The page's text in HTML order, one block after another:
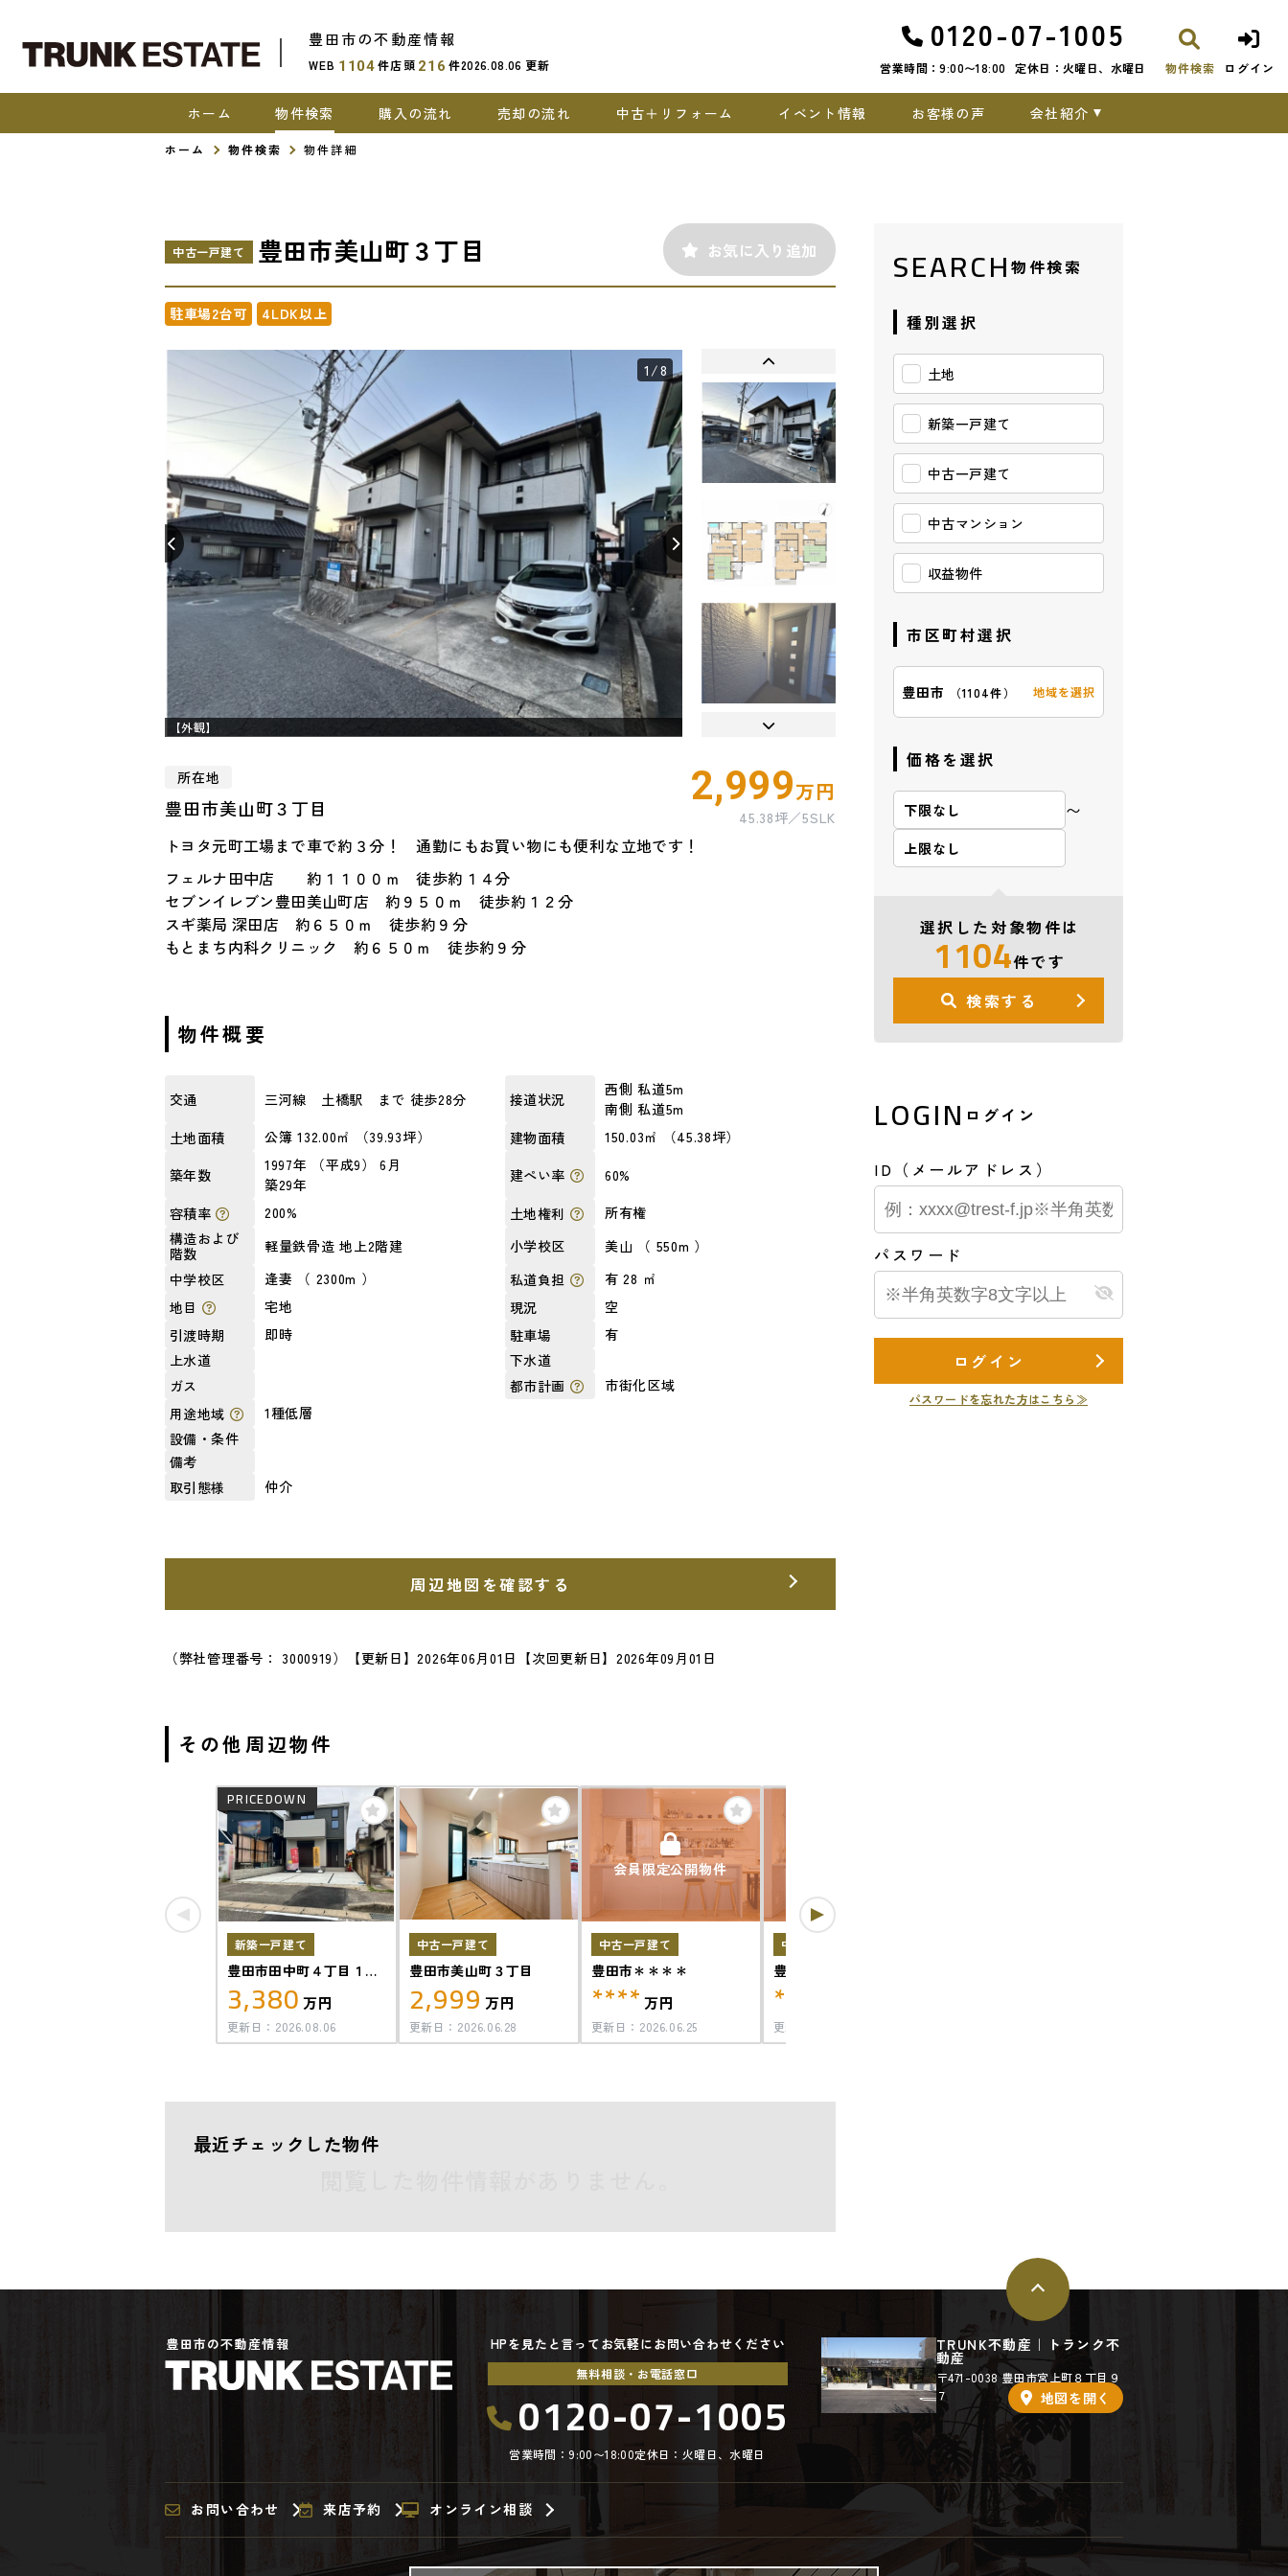
豊田市の不動産情報
WEB 1104件店頭 216 件2026.08.06 更新
0120-07-1005
営業時間：9:00〜18:00 定休日：火曜日、水曜日 物件検索 ログイン
ホーム 物件検索 購入の流れ 売却の流れ 中古＋リフォーム イベント情報 お客様の声 会社紹介
ホーム 物件検索 物件詳細
中古一戸建て 豊田市美山町３丁目 お気に入り追加
駐車場2台可 4LDK以上
1 /8
【外観】
所在地
豊田市美山町３丁目 2,999万円
45.38坪 5SLK
トヨタ元町工場まで車で約３分！ 通勤にもお買い物にも便利な立地です！
フェルナ田中店 約１１００ｍ 徒歩約１４分
セブンイレブン豊田美山町店 約９５０ｍ 徒歩約１２分
スギ薬局 深田店 約６５０ｍ 徒歩約９分
もとまち内科クリニック 約６５０ｍ 徒歩約９分
物件概要
交通 三河線 土橋駅 まで 徒歩28分 接道状況
西側 私道5m
南側 私道5m
土地面積
公簿 132.00㎡ （39.93坪） 建物面積
150.03㎡ （45.38坪）
築年数
1997年 （平成9） 6月
築29年
建ぺい率
60%
容積率
200% 土地権利
所有権
構造および
階数
軽量鉄骨造 地上2階建 小学校区
美山 （ 550m ）
中学校区
逢妻 （ 2300m ） 私道負担
有 28 ㎡
地目
宅地 現況
空
引渡時期
即時 駐車場
有
上水道
下水道
ガス
都市計画
市街化区域
用途地域
1種低層
設備・条件
備考
取引態様
仲介
周辺地図を確認する
（弊社管理番号： 3000919） 【更新日】2026年06月01日 【次回更新日】2026年09月01日
その他周辺物件
PRICEDOWN
新築一戸建て
豊田市田中町４丁目１号
棟
3,380 万円
更新日： 2026.08.06
中古一戸建て
豊田市美山町３丁目
2,999 万円
更新日： 2026.06.28
会員限定公開物件
中古一戸建て
豊田市＊＊＊＊
**** 万円
更新日： 2026.06.25
中古一戸建て
豊田市＊＊＊＊
****
更新日：
最近チェックした物件
SEARCH 物件検索
種別選択
土地
新築一戸建て
中古一戸建て
中古マンション
収益物件
市区町村選択
豊田市 （1104件） 地域を選択
価格を選択
〜
選択した対象物件は
1104件です
検索する
LOGIN ログイン
ID（メールアドレス）
パスワード
ログイン
パスワードを忘れた方はこちら≫
豊田市の不動産情報 HPを見たと言ってお気軽にお問い合わせください
無料相談・お電話窓口
0120-07-1005
営業時間：9:00〜18:00定休日：火曜日、水曜日
TRUNK不動産｜トランク不
動産
〒471-0038 豊田市宮上町８丁目９
７
地図を開く
お問い合わせ 来店予約 オンライン相談